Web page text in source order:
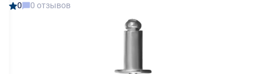
0 0 отзывов